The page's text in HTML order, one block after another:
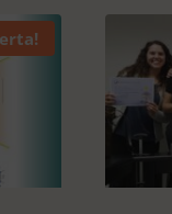
-
Online